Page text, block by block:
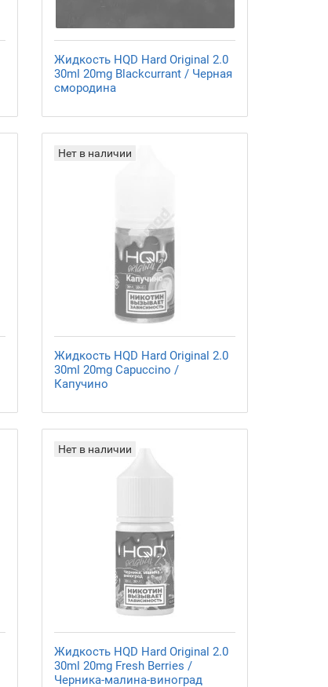
Жидкость HQD Hard Original 2.0
30ml 20mg Blackcurrant / Черная
смородина
Нет в наличии
Жидкость HQD Hard Original 2.0
30ml 20mg Capuccino /
Капучино
Нет в наличии
Жидкость HQD Hard Original 2.0
30ml 20mg Fresh Berries /
Черника-малина-виноград